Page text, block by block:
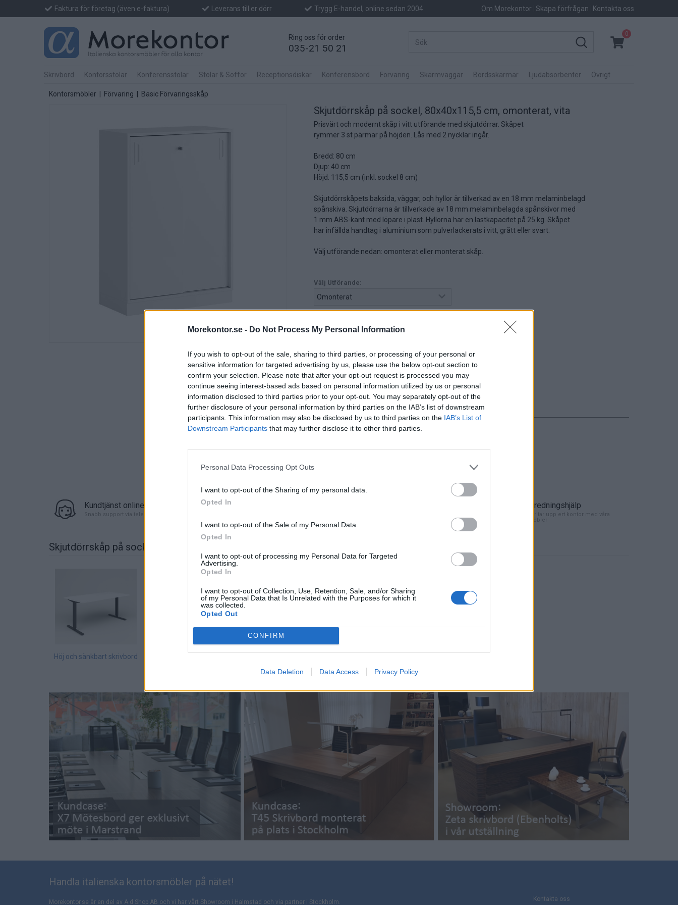
Morekontor.se - Do Not Process My Personal Information
If you wish to opt-out of the sale, sharing to third parties, or processing of your personal or
sensitive information for targeted advertising by us, please use the below opt-out section to
confirm your selection. Please note that after your opt-out request is processed you may
continue seeing interest-based ads based on personal information utilized by us or personal
information disclosed to third parties prior to your opt-out. You may separately opt-out of the
further disclosure of your personal information by third parties on the IAB’s list of downstream
participants. This information may also be disclosed by us to third parties on the IAB’s List of
Downstream Participants that may further disclose it to other third parties.
Personal Data Processing Opt Outs
I want to opt-out of the Sharing of my personal data.
Opted In
I want to opt-out of the Sale of my Personal Data.
Opted In
I want to opt-out of processing my Personal Data for Targeted
Advertising.
Opted In
I want to opt-out of Collection, Use, Retention, Sale, and/or Sharing
of my Personal Data that Is Unrelated with the Purposes for which it
was collected.
Opted Out
CONFIRM
Data Deletion Data Access Privacy Policy
Faktura för företag (även e-faktura) Leverans till er dörr Trygg E-handel, online sedan 2004 Om Morekontor Skapa förfrågan Kontakta oss
Ring oss för order
035-21 50 21
0
Skrivbord Kontorsstolar Konferensstolar Stolar & Soffor Receptionsdiskar Konferensbord Förvaring Skärmväggar Bordsskärmar Ljudabsorbenter Övrigt
Kontorsmöbler Förvaring Basic Förvaringsskåp
Skjutdörrskåp på sockel, 80x40x115,5 cm, omonterat, vita
Prisvärt och modernt skåp i vitt utförande med skjutdörrar. Skåpet
rymmer 3 st pärmar på höjden. Lås med 2 nycklar ingår.
Bredd: 80 cm
Djup: 40 cm
Höjd: 115,5 cm (inkl. sockel 8 cm)
Skjutdörrskåpets baksida, väggar, och hyllor är tillverkad av en 18 mm melaminbelagd
spånskiva. Skjutdörrarna är tillverkade av 18 mm melaminbelagda spånskivor med
1 mm ABS-kant med löpare i plast. Hyllorna har en lastkapacitet på 25 kg. Skåpet
har infällda handtag i aluminium som pulverlackerats i vitt, grått eller svart.
Välj utförande nedan: omonterat eller monterat skåp.
Välj Utförande:
3.295:- (exkl. moms)
Lägg i varukorg
Art nr:O08100505C510805 |Leveranstid:
Betala mot faktura (pdf), e-faktura eller Visa/Mastercard.
Kundtjänst online
Snabb support via telefon eller chat
Inredningshjälp
Vi ritar upp ert kontor med våra
möbler
Skjutdörrskåp på sockel, 80x40x115,5 cm passar till följande möbler
Höj och sänkbart skrivbord
Handla italienska kontorsmöbler på nätet!
Morekontor.se är en del av A.d Shop AB och vi har vårt Showroom i Halmstad och via partner i Stockholm. Kontakta oss